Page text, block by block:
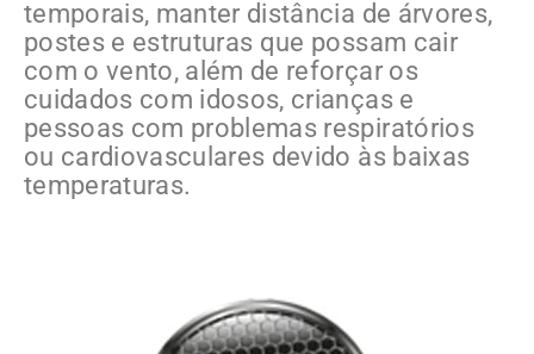
temporais, manter distância de árvores,
postes e estruturas que possam cair
com o vento, além de reforçar os
cuidados com idosos, crianças e
pessoas com problemas respiratórios
ou cardiovasculares devido às baixas
temperaturas.